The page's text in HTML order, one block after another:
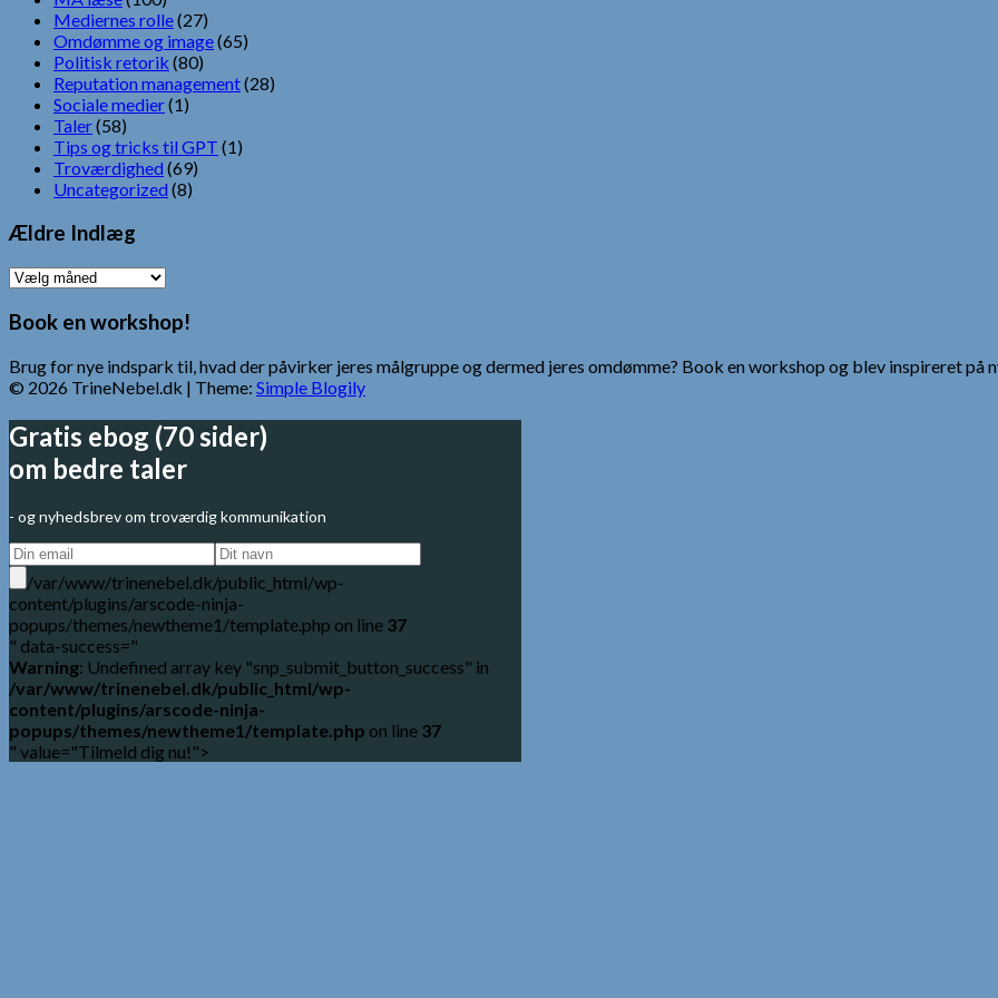
Mediernes rolle(27)
Omdømme og image(65)
Politisk retorik (80)
Reputation management(28)
Sociale medier(1)
Taler(58)
Tips og tricks til GPT (1)
Troværdighed (69)
Uncategorized (8)
Ældre Indlæg
Ældre
Book en workshop!
Brug for nye indspark til, hvad der påvirker jeres målgruppe og dermed jeres omdømme? Book en workshop og blev inspireret på
© 2026 TrineNebel.dk | Theme: Simple Blogily
Gratis ebog (70 sider)
om bedre taler
- og nyhedsbrev om troværdig kommunikation
/var/www/trinenebel.dk/public_html/wp-
content/plugins/arscode-ninja-
popups/themes/newtheme1/template.php on line 37
" data-success="
Warning: Undefined array key "snp_submit_button_success" in
/var/www/trinenebel.dk/public_html/wp-
content/plugins/arscode-ninja-
popups/themes/newtheme1/template.php on line 37
" value="Tilmeld dig nu!">